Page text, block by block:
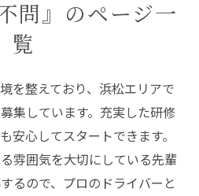
問』のページ一
覧
を整えており、浜松エリアで
集しています。充実した研修
安心してスタートできます。
雰囲気を大切にしている先輩
るので、プロのドライバーと